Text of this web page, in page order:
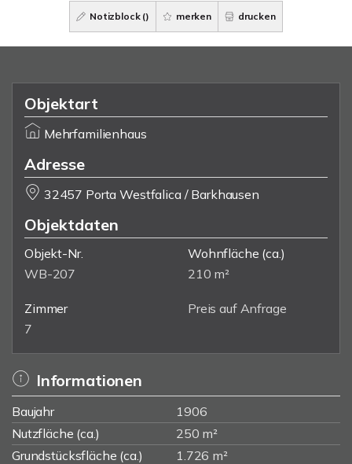
Notizblock () merken drucken
Objektart
Mehrfamilienhaus
Adresse
32457 Porta Westfalica / Barkhausen
Objektdaten
Objekt-Nr.
WB-207
Wohnfläche (ca.)
210 m²
Zimmer
7
Preis auf Anfrage
Informationen
Baujahr
1906
Nutzfläche (ca.)
250 m²
Grundstücksfläche (ca.)
1.726 m²